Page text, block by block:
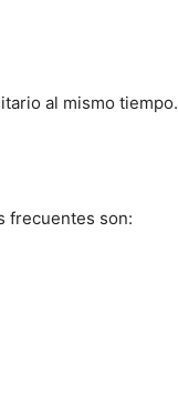
al mismo tiempo.
frecuentes son: